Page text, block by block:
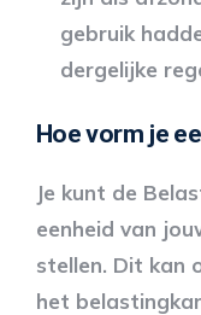
gebruik
dergelijke
Hoe vorm je
Je kunt de
eenheid van
stellen. Dit kan
het